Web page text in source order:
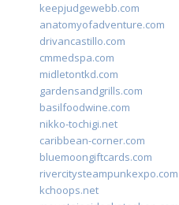
keepjudgewebb.com
anatomyofadventure.com
drivancastillo.com
cmmedspa.com
midletontkd.com
gardensandgrills.com
basilfoodwine.com
nikko-tochigi.net
caribbean-corner.com
bluemoongiftcards.com
rivercitysteampunkexpo.com
kchoops.net